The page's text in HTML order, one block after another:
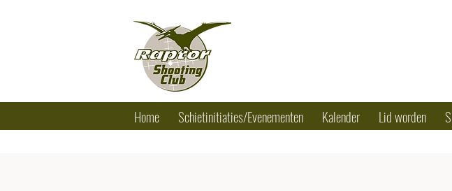
RAPTOR SHOOTING CLUB
Home Schietinitiaties/Evenementen Kalender Lid worden